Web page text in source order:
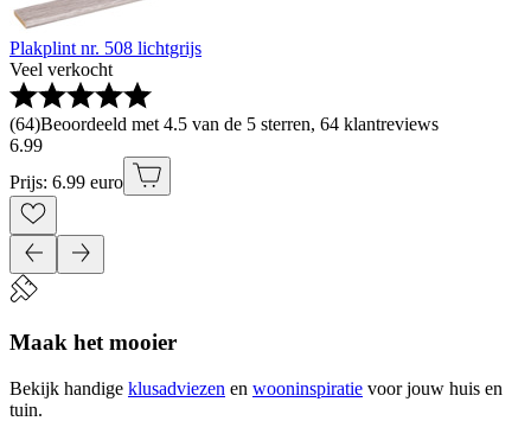
Plakplint nr. 508 lichtgrijs
Veel verkocht
(64)Beoordeeld met 4.5 van de 5 sterren, 64 klantreviews
6.99
Prijs: 6.99 euro
Maak het mooier
Bekijk handige klusadviezen en wooninspiratie voor jouw huis en
tuin.